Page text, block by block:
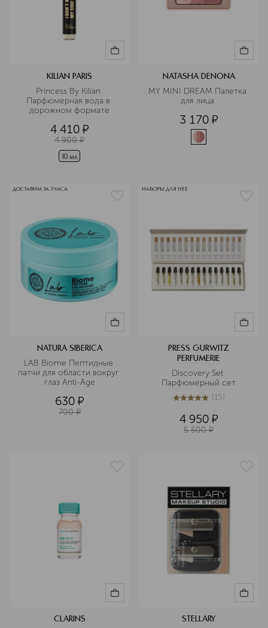
KILIAN PARIS
Princess By Kilian
Парфюмерная вода в
дорожном формате
4 410 ¤
4 900 ¤
10 мл
NATASHA DENONA
MY MINI DREAM Палетка
3 170 ¤
ДОСТАВИМ ЗА 3 ЧАСА
NATURA SIBERICA
LAB Biome Пептидные
патчи для области вокруг
глаз Anti-Age
630 ¤
700 ¤
НАБОРЫ ДЛЯ НЕЕ
PRESS GURWITZ
PERFUMERIE
Discovery Set
Парфюмерный сет
5из 515 (15)
4 950 ¤
5 500 ¤
CLARINS STELLARY